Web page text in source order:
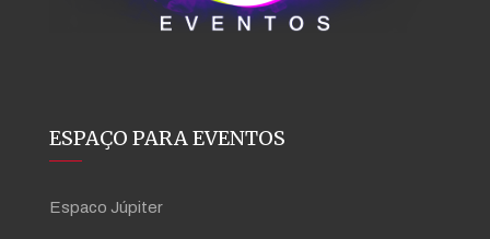
ESPAÇO PARA EVENTOS
Espaco Júpiter